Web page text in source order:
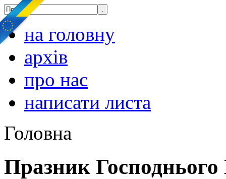
на головну
архів
про нас
написати листа
Головна
Празник Господнього